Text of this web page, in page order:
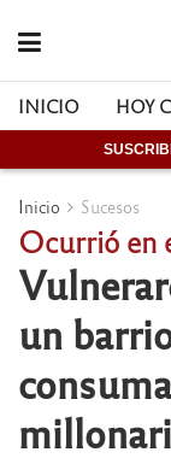
INICIO HOY
Inicio Sucesos
Ocurrió en
un